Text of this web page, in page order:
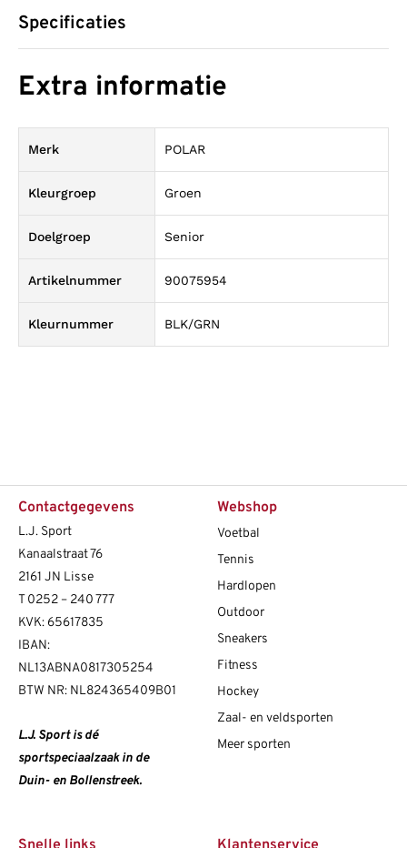
Specificaties
Extra informatie
Merk POLAR
Kleurgroep Groen
Doelgroep Senior
Artikelnummer 90075954
Kleurnummer BLK/GRN
Contactgegevens
L.J. Sport
Kanaalstraat 76
2161 JN Lisse
T 0252 – 240 777
KVK: 65617835
IBAN:
NL13ABNA0817305254
BTW NR: NL824365409B01
L.J. Sport is dé
sportspeciaalzaak in de
Duin- en Bollenstreek.
Webshop
Voetbal
Tennis
Hardlopen
Outdoor
Sneakers
Fitness
Hockey
Zaal- en veldsporten
Meer sporten